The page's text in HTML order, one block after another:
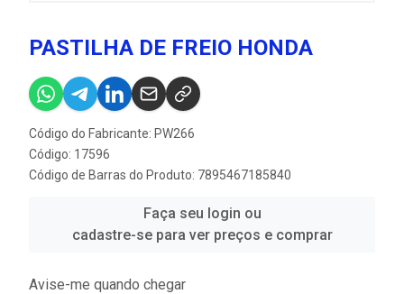
PASTILHA DE FREIO HONDA
Código do Fabricante: PW266
Código: 17596
Código de Barras do Produto: 7895467185840
Faça seu login ou
cadastre-se para ver preços e comprar
Avise-me quando chegar